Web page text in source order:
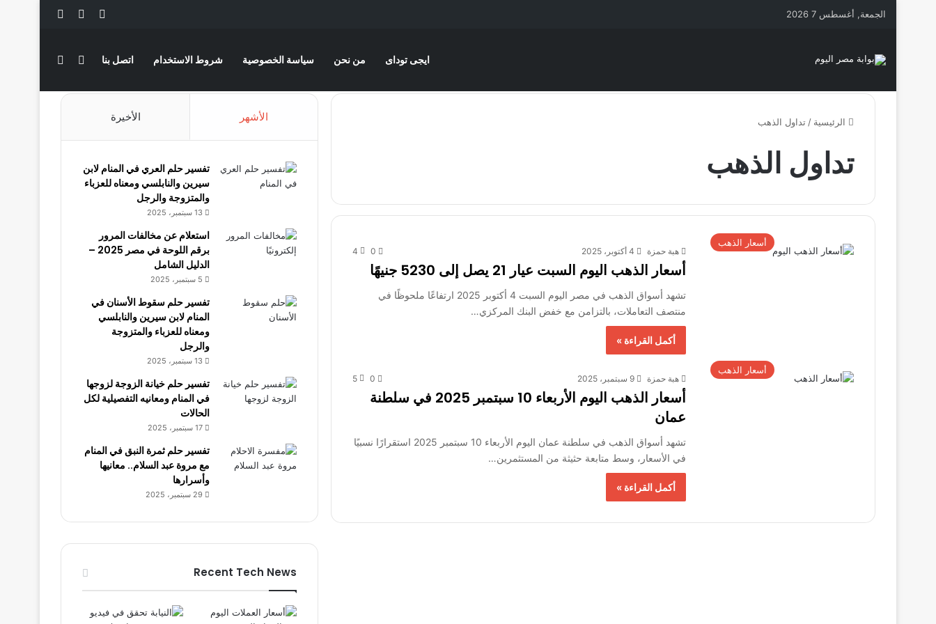
الجمعة, أغسطس 7 2026 فيسبوك
ايجى توداى من نحن سياسة الخصوصية شروط الاستخدام اتصل بنا الوضع المظلم
الرئيسية / تداول الذهب
تداول الذهب
أسعار الذهب
هبة حمزة 4 أكتوبر، 2025 0
4
أسعار الذهب اليوم السبت عيار 21 يصل إلى 5230 جنيهًا
تشهد أسواق الذهب في مصر اليوم السبت 4 أكتوبر 2025 ارتفاعًا ملحوظًا في
منتصف التعاملات، بالتزامن مع خفض البنك المركزي…
أكمل القراءة »
أسعار الذهب
هبة حمزة 9 سبتمبر، 2025 0
5
أسعار الذهب اليوم الأربعاء 10 سبتمبر 2025 في سلطنة
عمان
تشهد أسواق الذهب في سلطنة عمان اليوم الأربعاء 10 سبتمبر 2025 استقرارًا نسبيًا
في الأسعار، وسط متابعة حثيثة من المستثمرين…
أكمل القراءة »
الأشهر الأخيرة
تفسير حلم العري في المنام لابن
سيرين والنابلسي ومعناه للعزباء
والمتزوجة والرجل
13 سبتمبر، 2025
استعلام عن مخالفات المرور
برقم اللوحة في مصر 2025 –
الدليل الشامل
5 سبتمبر، 2025
تفسير حلم سقوط الأسنان في
المنام لابن سيرين والنابلسي
ومعناه للعزباء والمتزوجة
والرجل
13 سبتمبر، 2025
تفسير حلم خيانة الزوجة لزوجها
في المنام ومعانيه التفصيلية لكل
الحالات
17 سبتمبر، 2025
تفسير حلم ثمرة النبق في المنام
مع مروة عبد السلام.. معانيها
وأسرارها
29 سبتمبر، 2025
Recent Tech News